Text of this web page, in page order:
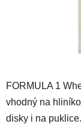
FORMULA 1
vhodný na
disky i na